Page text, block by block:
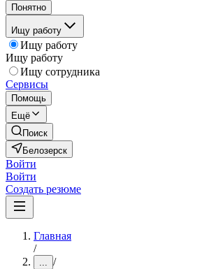
Понятно
Ищу работу
Ищу работу
Ищу работу
Ищу сотрудника
Сервисы
Помощь
Ещё
Поиск
Белозерск
Войти
Войти
Создать резюме
Главная
/
... /